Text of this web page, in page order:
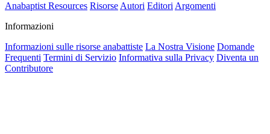
Anabaptist Resources Risorse Autori Editori Argomenti
Informazioni
Informazioni sulle risorse anabattiste La Nostra Visione Domande
Frequenti Termini di Servizio Informativa sulla Privacy Diventa un
Contributore